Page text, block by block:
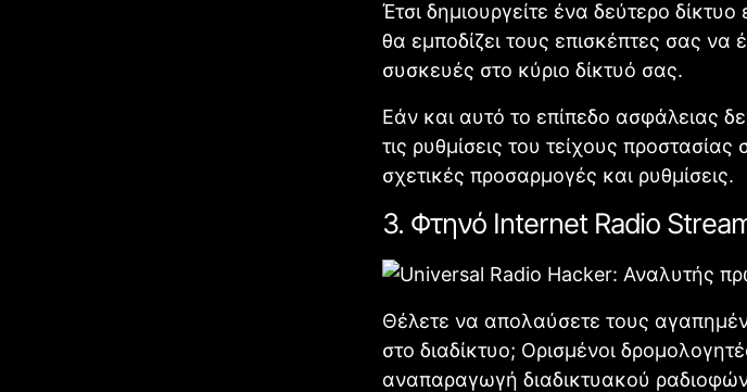
Έτσι δημιουργείτε ένα δεύτερο
θα εμποδίζει τους επισκέπτες σας
συσκευές στο κύριο δίκτυό σας.
Εάν και αυτό το επίπεδο ασφάλειας
τις ρυθμίσεις του τείχους
σχετικές προσαρμογές και ρυθμίσεις.
3. Φτηνό Internet Radio
Θέλετε να απολαύσετε τους
στο διαδίκτυο; Ορισμένοι
αναπαραγωγή διαδικτυακού